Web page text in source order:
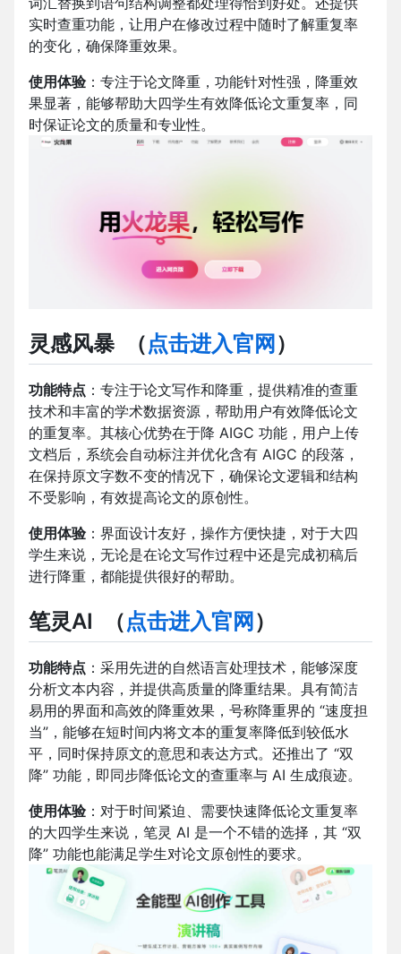
实时查重功能，让用户在修改过程中随时了解重复率
的变化，确保降重效果。
使用体验：专注于论文降重，功能针对性强，降重效
果显著，能够帮助大四学生有效降低论文重复率，同
时保证论文的质量和专业性。
灵感风暴（点击进入官网 ）
功能特点 ：专注于论文写作和降重，提供精准的查重
技术和丰富的学术数据资源，帮助用户有效降低论文
的重复率。其核心优势在于降 AIGC 功能，用户上传
文档后，系统会自动标注并优化含有 AIGC 的段落，
在保持原文字数不变的情况下，确保论文逻辑和结构
不受影响，有效提高论文的原创性。
使用体验：界面设计友好，操作方便快捷，对于大四
学生来说，无论是在论文写作过程中还是完成初稿后
进行降重，都能提供很好的帮助。
笔灵AI （点击进入官网 ）
功能特点 ：采用先进的自然语言处理技术，能够深度
分析文本内容，并提供高质量的降重结果。具有简洁
易用的界面和高效的降重效果，号称降重界的 “速度担
当”，能够在短时间内将文本的重复率降低到较低水
平，同时保持原文的意思和表达方式。还推出了 “双
降” 功能，即同步降低论文的查重率与 AI 生成痕迹。
使用体验：对于时间紧迫、需要快速降低论文重复率
的大四学生来说，笔灵 AI 是一个不错的选择，其 “双
降” 功能也能满足学生对论文原创性的要求。